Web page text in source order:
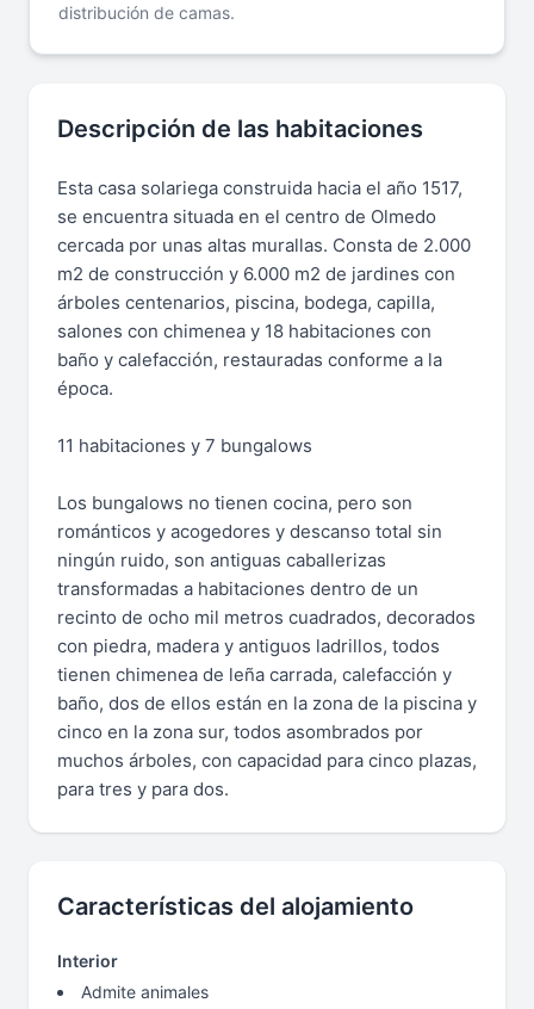
distribución de camas.
Descripción de las habitaciones
Esta casa solariega construida hacia el año 1517,
se encuentra situada en el centro de Olmedo
cercada por unas altas murallas. Consta de 2.000
m2 de construcción y 6.000 m2 de jardines con
árboles centenarios, piscina, bodega, capilla,
salones con chimenea y 18 habitaciones con
baño y calefacción, restauradas conforme a la
época.
11 habitaciones y 7 bungalows
Los bungalows no tienen cocina, pero son
románticos y acogedores y descanso total sin
ningún ruido, son antiguas caballerizas
transformadas a habitaciones dentro de un
recinto de ocho mil metros cuadrados, decorados
con piedra, madera y antiguos ladrillos, todos
tienen chimenea de leña carrada, calefacción y
baño, dos de ellos están en la zona de la piscina y
cinco en la zona sur, todos asombrados por
muchos árboles, con capacidad para cinco plazas,
para tres y para dos.
Características del alojamiento
Interior
Admite animales